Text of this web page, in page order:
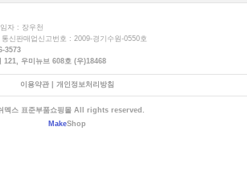
자 : 장우천
신판매업신고번호 : 2009-경기수원-0550호
3573
121, 우미뉴브 608호 (우)18468
이용약관| 개인정보처리방침
멕스 표준부품쇼핑몰 All rights reserved.
MakeShop